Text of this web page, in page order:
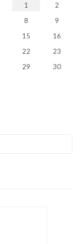
1
2
8
9
15
16
22
23
29
30